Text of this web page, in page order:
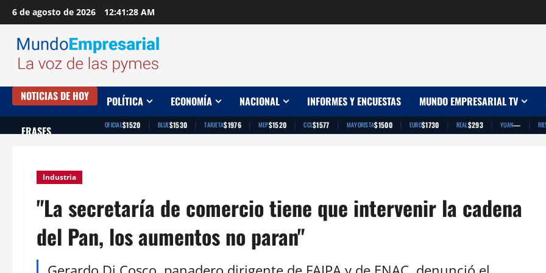
Saltar
al
contenido
6 de agosto de 2026 12:41:29 AM
NOTICIAS DE HOY POLÍTICA ECONOMÍA NACIONAL INFORMES Y ENCUESTAS MUNDO EMPRESARIAL TV
FRASES OFICIAL$1520 | BLUE$1530 | TARJETA$1976 | MEP$1520 | CCL$1577 | MAYORISTA$1500 | EURO$1730 | REAL$293 | YUAN— |
Industria
"La secretaría de comercio tiene que intervenir la cadena
del Pan, los aumentos no paran"